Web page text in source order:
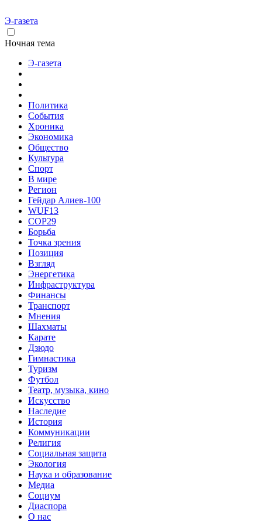
Э-газета
Ночная тема
Э-газета
Политика
События
Хроника
Экономика
Общество
Культура
Спорт
В мире
Регион
Гейдар Алиев-100
WUF13
COP29
Борьба
Точка зрения
Позиция
Взгляд
Энергетика
Инфраструктура
Финансы
Транспорт
Мнения
Шахматы
Карате
Дзюдо
Гимнастика
Туризм
Футбол
Театр, музыка, кино
Искусство
Наследие
История
Коммуникации
Религия
Социальная защита
Экология
Наука и образование
Медиа
Социум
Диаспора
О нас